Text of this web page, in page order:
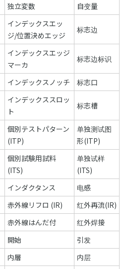
独立変数 自变量
インデックスエッ
ジ/位置決めエッジ
标志边
インデックスエッジ
マーカ
标志边标识
インデックスノッチ 标志口
インデックススロッ
ト
标志槽
個別テストパターン
(ITP)
单独测试图
形(ITP)
個別試験用試料
(ITS)
单独试样
(ITS)
インダクタンス
电感
赤外線リフロ (IR)
红外再流(IR)
赤外線はんだ付
红外焊接
開始
引发
内層 内层